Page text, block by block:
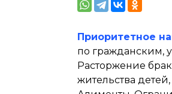
Приоритетное
по гражданским,
Расторжение
жительства